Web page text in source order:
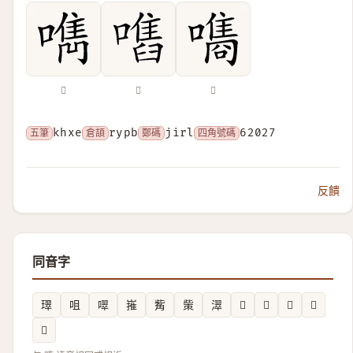
𠿘 𡁫 𡂗
五筆 khxe 倉頡 rypb 鄭碼 jirl 四角號碼 62027
反饋
同音字
璻 咀 噿 嶊 觜 㭰 濢 𪋌 𦈬 𢊛
𦏳
𧣅